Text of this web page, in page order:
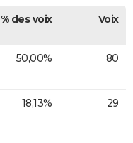
% des voix Voix
50,00% 80
18,13% 29